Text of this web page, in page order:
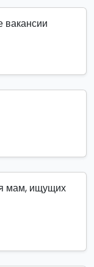
вакансии
мам, ищущих